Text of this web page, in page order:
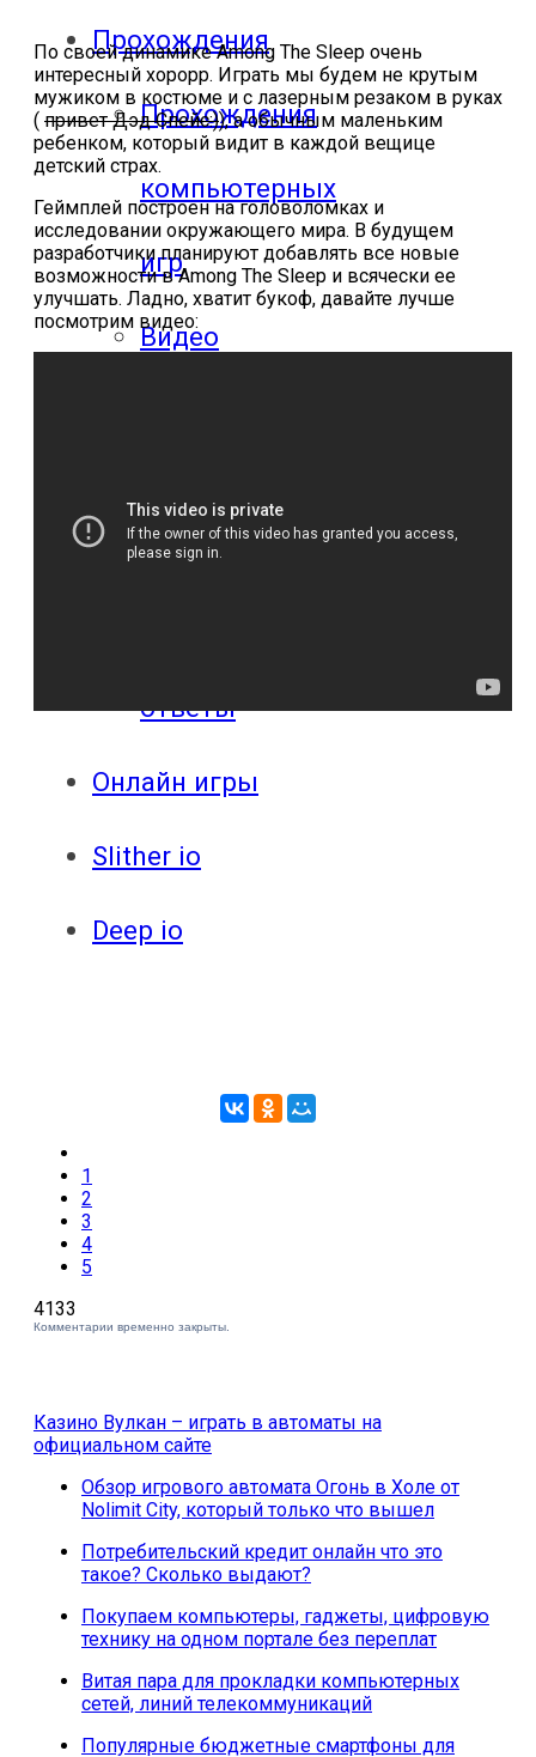
Прохождения
Прохождения
компьютерных
игр
Видео
игр
ответы
Онлайн игры
Slither io
Deep io
По своей динамикеAmong The Sleep очень
интересный хорорр. Играть мы будем не крутым
мужиком в костюме и с лазерным резаком в руках
( привет Дэд Спейс:)), а обычным маленьким
ребенком, который видит в каждой вещице
детский страх.
Геймплей построен на головоломках и
исследовании окружающего мира. В будущем
разработчики планируют добавлять все новые
возможности вAmong The Sleep и всячески ее
улучшать. Ладно, хватит букоф, давайте лучше
посмотрим видео:
1
2
3
4
5
4133
Комментарии временно закрыты.
Казино Вулкан – играть в автоматы на
официальном сайте
Обзор игрового автомата Огонь в Холе от
Nolimit City, который только что вышел
Потребительский кредит онлайн что это
такое? Сколько выдают?
Покупаем компьютеры, гаджеты, цифровую
технику на одном портале без переплат
Витая пара для прокладки компьютерных
сетей, линий телекоммуникаций
Популярные бюджетные смартфоны для